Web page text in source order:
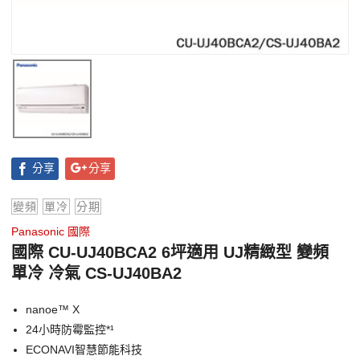
分享 分享
變頻 單冷
分期
Panasonic 國際
國際 CU-UJ40BCA2 6坪適用 UJ精緻型 變頻
單冷 冷氣 CS-UJ40BA2
nanoe™ X
24小時防霉監控*¹
ECONAVI智慧節能科技